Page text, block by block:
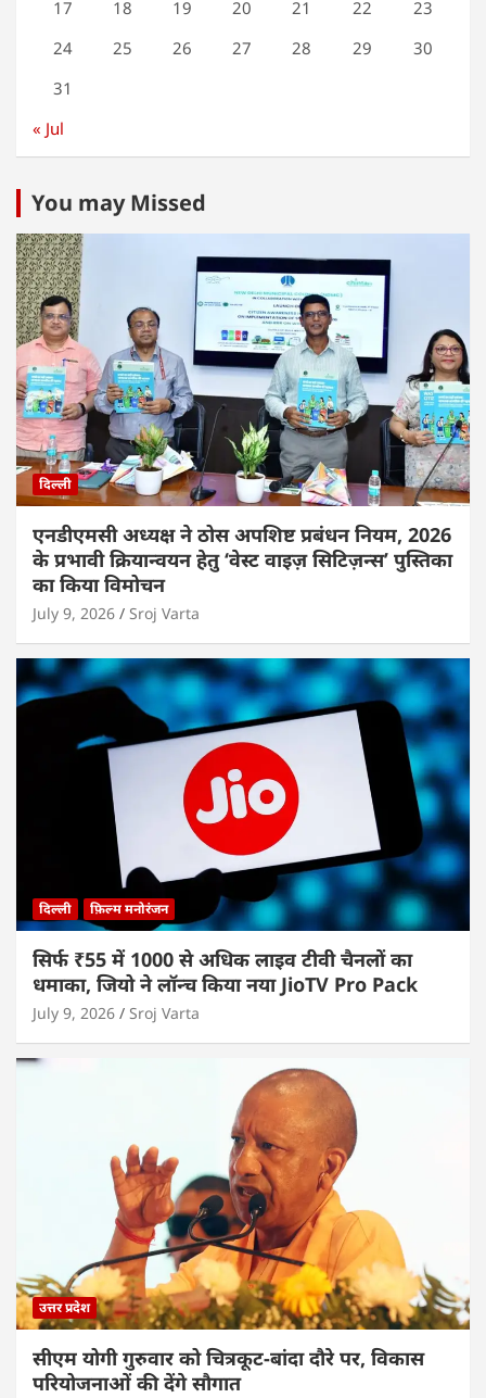
17 18 19 20 21 22
23
24
25 26 27 28 29
30
31
« Jul
You may Missed
दिल्ली
एनडीएमसी अध्यक्ष ने ठोस अपशिष्ट प्रबंधन नियम, 2026
के प्रभावी क्रियान्वयन हेतु ‘वेस्ट वाइज़ सिटिज़न्स’ पुस्तिका
का किया विमोचन
July 9, 2026 Sroj Varta
दिल्ली फ़िल्म मनोरंजन
सिर्फ ₹55 में 1000 से अधिक लाइव टीवी चैनलों का
धमाका, जियो ने लॉन्च किया नया JioTV Pro Pack
July 9, 2026 Sroj Varta
उत्तर प्रदेश
सीएम योगी गुरुवार को चित्रकूट-बांदा दौरे पर, विकास
परियोजनाओं की देंगे सौगात